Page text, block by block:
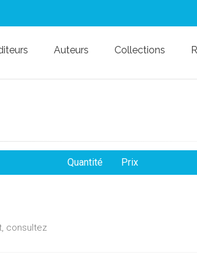
Auteurs Collections
consultez
Quantité Prix